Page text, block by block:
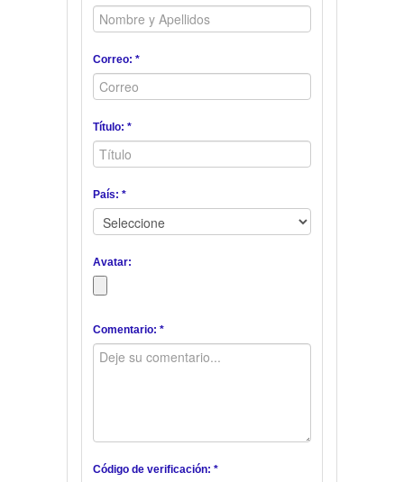
Correo: *
Título: *
País: *
Avatar:
Comentario: *
Código de verificación: *